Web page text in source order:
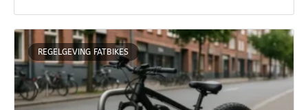
REGELGEVING FATBIKES